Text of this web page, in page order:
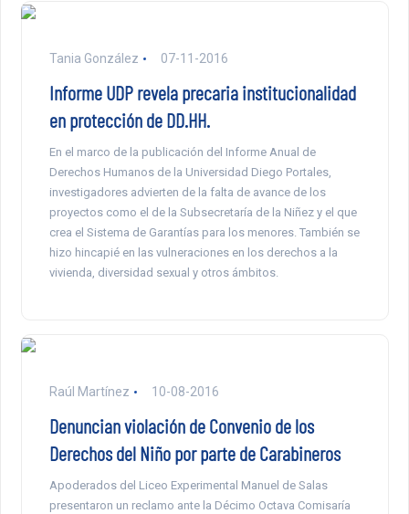
Tania González 07-11-2016
Informe UDP revela precaria institucionalidad
en protección de DD.HH.
En el marco de la publicación del Informe Anual de
Derechos Humanos de la Universidad Diego Portales,
investigadores advierten de la falta de avance de los
proyectos como el de la Subsecretaría de la Niñez y el que
crea el Sistema de Garantías para los menores. También se
hizo hincapié en las vulneraciones en los derechos a la
vivienda, diversidad sexual y otros ámbitos.
Raúl Martínez 10-08-2016
Denuncian violación de Convenio de los
Derechos del Niño por parte de Carabineros
Apoderados del Liceo Experimental Manuel de Salas
presentaron un reclamo ante la Décimo Octava Comisaría